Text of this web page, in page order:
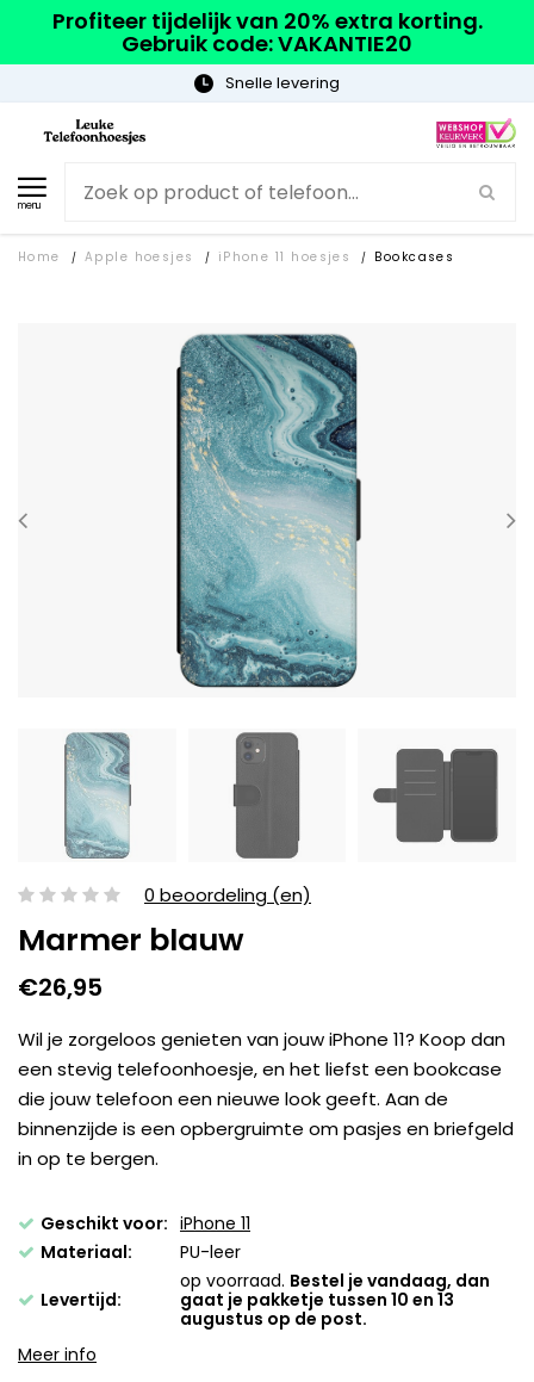
Profiteer tijdelijk van 20% extra korting.
Gebruik code: VAKANTIE20
Snelle levering
menu
Home / Apple hoesjes / iPhone 11 hoesjes / Bookcases
0 beoordeling (en)
Marmer blauw
€26,95
Wil je zorgeloos genieten van jouw iPhone 11? Koop dan
een stevig telefoonhoesje, en het liefst een bookcase
die jouw telefoon een nieuwe look geeft. Aan de
binnenzijde is een opbergruimte om pasjes en briefgeld
in op te bergen.
Geschikt voor: iPhone 11
Materiaal:
PU-leer
Levertijd:
op voorraad. Bestel je vandaag, dan
gaat je pakketje tussen 10 en 13
augustus op de post.
Meer info